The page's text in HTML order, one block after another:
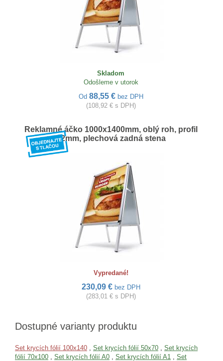
Skladom
Odošleme v utorok
Od 88,55 € bez DPH
(108,92 € s DPH)
Reklamné áčko 1000x1400mm, oblý roh, profil
32mm, plechová zadná stena
Vypredané!
230,09 € bez DPH
(283,01 € s DPH)
Dostupné varianty produktu
Set krycích fólií 100x140 Set krycích fólií 50x70
Set krycích
fólií 70x100
Set krycích fólií A0 Set krycích fólií A1
Set